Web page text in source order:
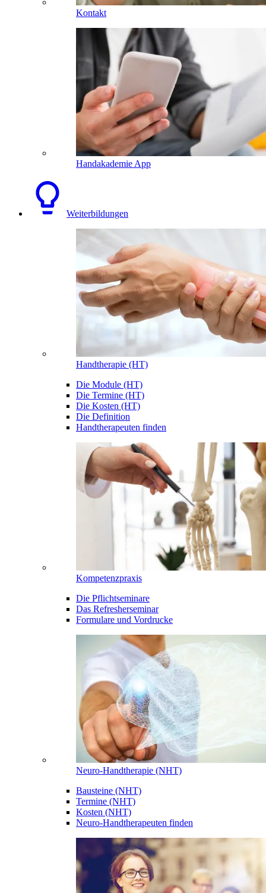
Kontakt
Handakademie App
Weiterbildungen
Handtherapie (HT)
Die Module (HT)
Die Termine (HT)
Die Kosten (HT)
Die Definition
Handtherapeuten finden
Kompetenzpraxis
Die Pflichtseminare
Das Refresherseminar
Formulare und Vordrucke
Neuro-Handtherapie (NHT)
Bausteine (NHT)
Termine (NHT)
Kosten (NHT)
Neuro-Handtherapeuten finden